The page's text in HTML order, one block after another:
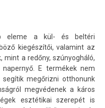
eleme a kül- és beltéri
kiegészítői, valamint az
mint a redőny, szúnyogháló,
E termékek nem
megőrizni otthonunk
megvédenek a káros
esztétikai szerepét is